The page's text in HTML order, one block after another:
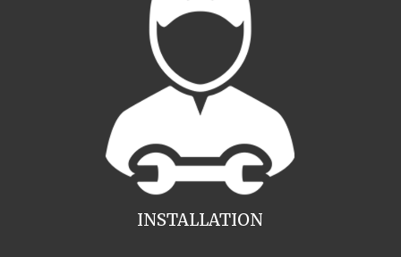
INSTALLATION